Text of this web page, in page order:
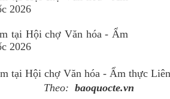
Theo: baoquocte.vn